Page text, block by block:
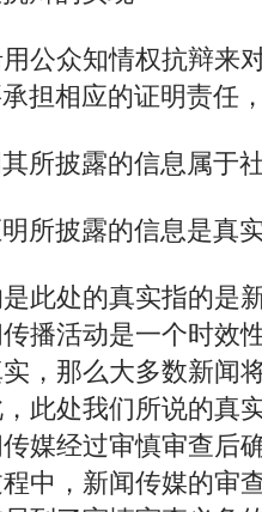
众知情权抗辩来
担相应的证明责任
披露的信息属于
披露的信息是真
处的真实指的是
播活动是一个时效
，那么大多数新闻
此处我们所说的真
媒经过审慎审查后
中，新闻传媒的审